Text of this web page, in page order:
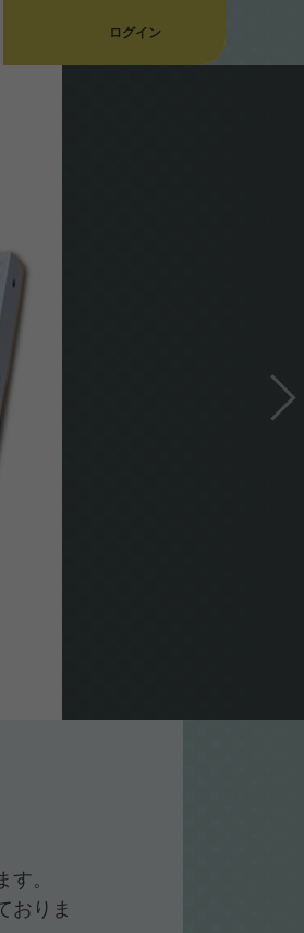
ログイン
。
おりま